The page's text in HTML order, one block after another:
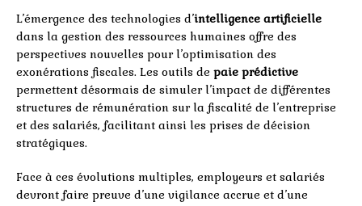
L’émergence des technologies d’intelligence artificielle
dans la gestion des ressources humaines offre des
perspectives nouvelles pour l’optimisation des
exonérations fiscales. Les outils de paie prédictive
permettent désormais de simuler l’impact de différentes
structures de rémunération sur la fiscalité de l’entreprise
et des salariés, facilitant ainsi les prises de décision
stratégiques.
Face à ces évolutions multiples, employeurs et salariés
devront faire preuve d’une vigilance accrue et d’une